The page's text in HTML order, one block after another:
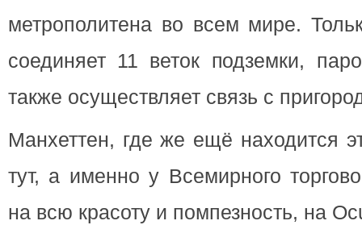
метрополитена во всем мире.
соединяет 11 веток подземки,
также осуществляет связь с
Манхеттен, где же ещё находится
тут, а именно у Всемирного
на всю красоту и помпезность, на